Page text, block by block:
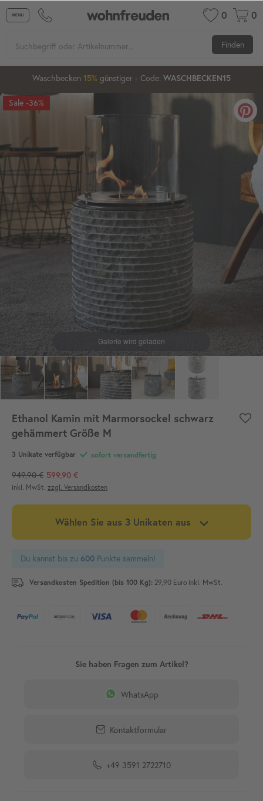
0 0
Finden
21 27 09
Waschbecken 15% günstiger - Code: WASCHBECKEN15
20%
-36%
Ethanol Kamin mit Marmorsockel schwarz
gehämmert Größe M
3 Unikate verfügbar sofort versandfertig
949,90 € 599,90 €
inkl. MwSt. zzgl. Versandkosten
Wählen Sie aus 3 Unikaten aus
Du kannst bis zu 600 Punkte sammeln!
Versandkosten Spedition (bis 100 Kg): 29,90 Euro inkl. MwSt.
WhatsApp
Kontaktformular
+49 3591 2722710